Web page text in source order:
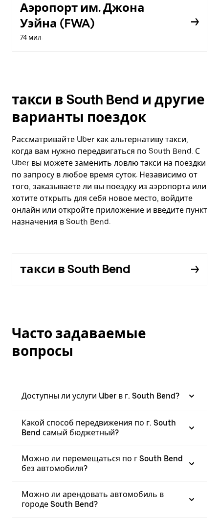
Аэропорт им. Джона
Уэйна (FWA)
74 мил.
такси в South Bend и другие
варианты поездок
Рассматривайте Uber как альтернативу такси,
когда вам нужно передвигаться по South Bend. С
Uber вы можете заменить ловлю такси на поездки
по запросу в любое время суток. Независимо от
того, заказываете ли вы поездку из аэропорта или
хотите открыть для себя новое место, войдите
онлайн или откройте приложение и введите пункт
назначения в South Bend.
такси в South Bend
Часто задаваемые
вопросы
Доступны ли услуги Uber в г. South Bend?
Какой способ передвижения по г. South
Bend самый бюджетный?
Можно ли перемещаться по г South Bend
без автомобиля?
Можно ли арендовать автомобиль в
городе South Bend?